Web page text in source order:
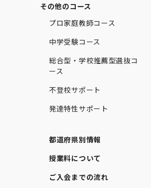
その他のコース
プロ家庭教師コース
中学受験コース
総合型・学校推薦型選抜コ
ース
不登校サポート
発達特性サポート
都道府県別情報
授業料について
ご入会までの流れ